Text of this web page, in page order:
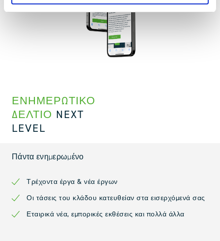
ΕΝΗΜΕΡΩΤΙΚΌ
ΔΕΛΤΊΟ NEXT
LEVEL
Πάντα ενημερωμένο
Τρέχοντα έργα & νέα έργων
Οι τάσεις του κλάδου κατευθείαν στα εισερχόμενά σας
Εταιρικά νέα, εμπορικές εκθέσεις και πολλά άλλα